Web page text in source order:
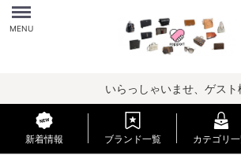
Menu
MENU
いらっしゃいませ、ゲスト
新着情報 ブランド一覧 カテゴリ